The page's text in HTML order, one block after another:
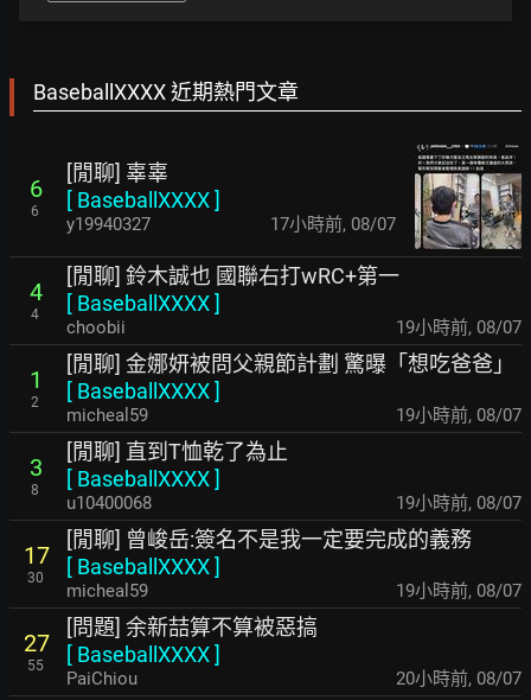
BaseballXXXX 近期熱門文章
6
6
[閒聊] 辜辜
[ BaseballXXXX]
y19940327 17小時前, 08/07
4
4
[閒聊] 鈴木誠也 國聯右打wRC+第一
[ BaseballXXXX]
choobii 19小時前, 08/07
1
2
[閒聊] 金娜妍被問父親節計劃 驚曝「想吃爸爸」
[ BaseballXXXX]
micheal59 19小時前, 08/07
3
8
[閒聊] 直到T恤乾了為止
[ BaseballXXXX]
u10400068 19小時前, 08/07
17
30
[閒聊] 曾峻岳:簽名不是我一定要完成的義務
[ BaseballXXXX]
micheal59 19小時前, 08/07
27
55
[問題] 余新喆算不算被惡搞
[ BaseballXXXX]
PaiChiou 20小時前, 08/07